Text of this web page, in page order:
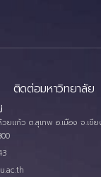
ติดต่อมหาวิทยาลัย
ยแก้ว ต.สุเทพ อ.เมือง จ.เชีย